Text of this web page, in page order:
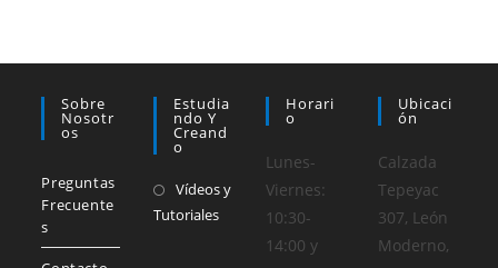
Sobre
Nosotr
Os
Preguntas
Frecuente
s
Estudia
Ndo Y
Creand
O
Vídeos y
Tutoriales
Horari
O
Lunes-
Viernes:
10:30-
14:00 y
Ubicaci
Ón
Calzada
Tepeyac
307, León
Moderno,